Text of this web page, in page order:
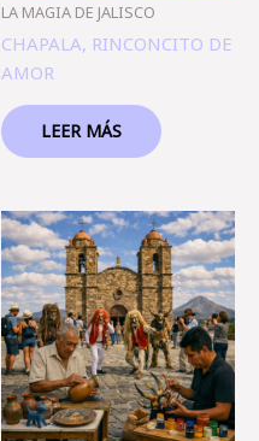
LA MAGIA DE JALISCO
CHAPALA, RINCONCITO DE
AMOR
LEER MÁS